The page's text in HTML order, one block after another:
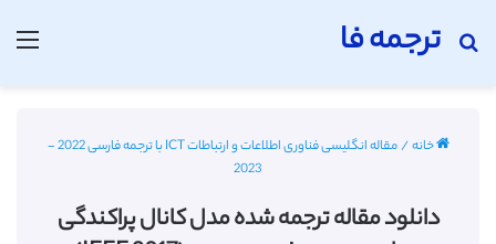
ترجمه فا
جستجو برای
خانه/
مقاله انگلیسی فناوری اطلاعات و ارتباطات ICT با ترجمه فارسی 2022 -
2023
دانلود مقاله ترجمه شده مدل کانال پراکندگی